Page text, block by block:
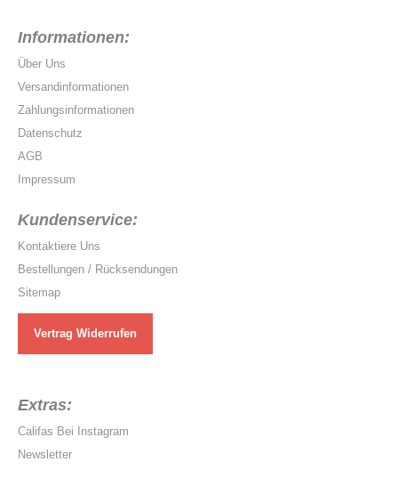
Informationen:
Über Uns
Versandinformationen
Zahlungsinformationen
Datenschutz
AGB
Impressum
Kundenservice:
Kontaktiere Uns
Bestellungen / Rücksendungen
Sitemap
Vertrag Widerrufen
Extras:
Califas Bei Instagram
Newsletter